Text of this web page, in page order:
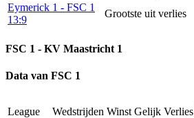
Eymerick 1 - FSC 1
13:9
Grootste uit verlies
FSC 1 - KV Maastricht 1
Data van FSC 1
League Wedstrijden Winst Gelijk Verlies